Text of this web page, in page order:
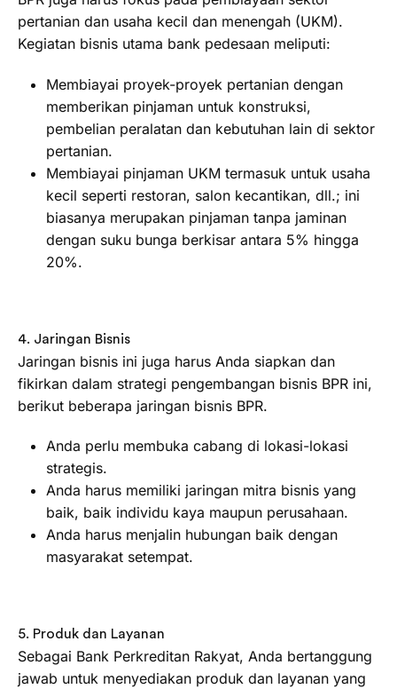
pertanian dan usaha kecil dan menengah (UKM).
Kegiatan bisnis utama bank pedesaan meliputi:
Membiayai proyek-proyek pertanian dengan
memberikan pinjaman untuk konstruksi,
pembelian peralatan dan kebutuhan lain di sektor
pertanian.
Membiayai pinjaman UKM termasuk untuk usaha
kecil seperti restoran, salon kecantikan, dll.; ini
biasanya merupakan pinjaman tanpa jaminan
dengan suku bunga berkisar antara 5% hingga
20%.
4. Jaringan Bisnis
Jaringan bisnis ini juga harus Anda siapkan dan
fikirkan dalam strategi pengembangan bisnis BPR ini,
berikut beberapa jaringan bisnis BPR.
Anda perlu membuka cabang di lokasi-lokasi
strategis.
Anda harus memiliki jaringan mitra bisnis yang
baik, baik individu kaya maupun perusahaan.
Anda harus menjalin hubungan baik dengan
masyarakat setempat.
5. Produk dan Layanan
Sebagai Bank Perkreditan Rakyat, Anda bertanggung
jawab untuk menyediakan produk dan layanan yang